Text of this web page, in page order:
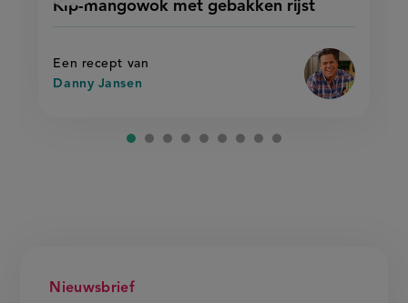
Kip-mangowok met gebakken rijst
met
rijst'
Een recept van
Danny Jansen
recept
mangowok
met
rijst
Nieuwsbrief